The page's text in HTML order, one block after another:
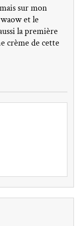
sur mon
et le
la première
crème de cette